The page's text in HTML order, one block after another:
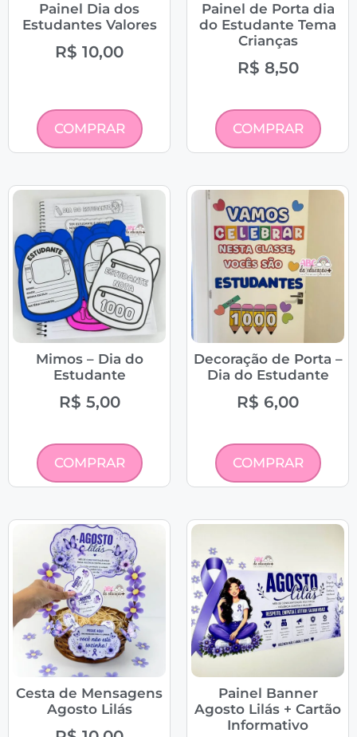
Painel Dia dos
Estudantes Valores
R$ 10,00
COMPRAR
Painel de Porta dia
do Estudante Tema
Crianças
R$ 8,50
COMPRAR
Mimos – Dia do
Estudante
R$ 5,00
COMPRAR
Decoração de Porta –
Dia do Estudante
R$ 6,00
COMPRAR
Cesta de Mensagens
Agosto Lilás
Painel Banner
Agosto Lilás + Cartão
Informativo